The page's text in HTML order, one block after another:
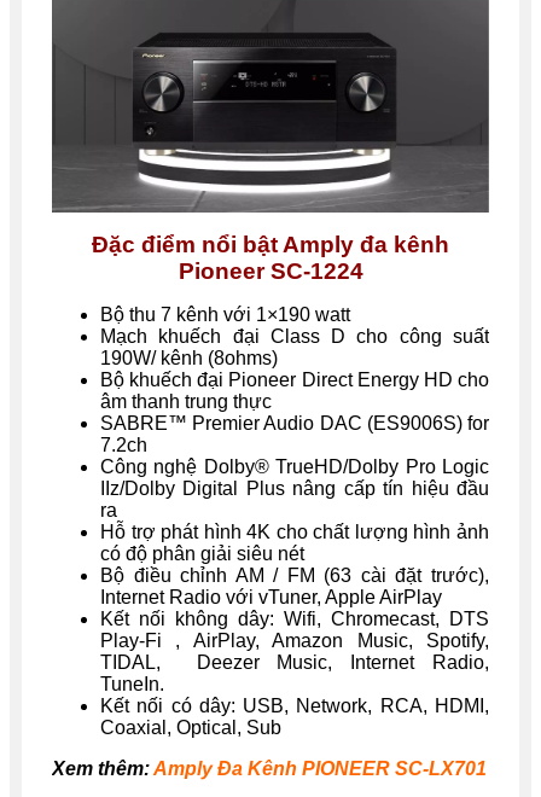
Đặc điểm nổi bật Amply đa kênh
Pioneer SC-1224
Bộ thu 7 kênh với 1×190 watt
Mạch khuếch đại Class D cho công suất
190W/ kênh (8ohms)
Bộ khuếch đại Pioneer Direct Energy HD cho
âm thanh trung thực
SABRE™ Premier Audio DAC (ES9006S) for
7.2ch
Công nghệ Dolby® TrueHD/Dolby Pro Logic
IIz/Dolby Digital Plus nâng cấp tín hiệu đầu
ra
Hỗ trợ phát hình 4K cho chất lượng hình ảnh
có độ phân giải siêu nét
Bộ điều chỉnh AM / FM (63 cài đặt trước),
Internet Radio với vTuner, Apple AirPlay
Kết nối không dây: Wifi, Chromecast, DTS
Play-Fi , AirPlay, Amazon Music, Spotify,
TIDAL, Deezer Music, Internet Radio,
TuneIn.
Kết nối có dây: USB, Network, RCA, HDMI,
Coaxial, Optical, Sub
Xem thêm:Amply Đa Kênh PIONEER SC-LX701